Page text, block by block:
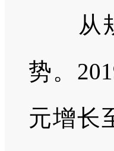
从规
势。
元增长